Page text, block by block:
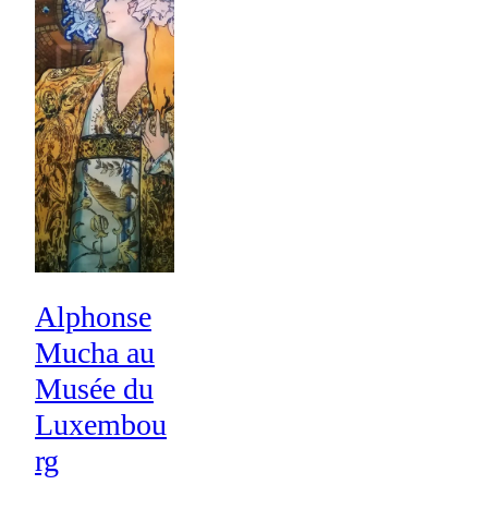
Alphonse
Mucha au
Musée du
Luxembou
rg